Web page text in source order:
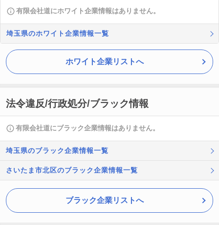
有限会社道にホワイト企業情報はありません。
埼玉県のホワイト企業情報一覧
ホワイト企業リストへ
法令違反/行政処分/ブラック情報
有限会社道にブラック企業情報はありません。
埼玉県のブラック企業情報一覧
さいたま市北区のブラック企業情報一覧
ブラック企業リストへ